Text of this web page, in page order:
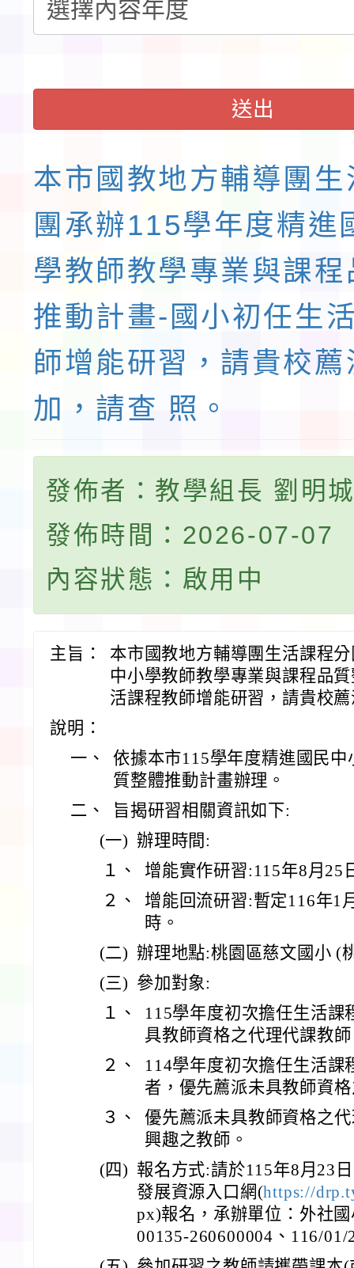
送出
本市國教地方輔導團
團承辦115學年度精進
學教師教學專業與課
推動計畫-國小初任生
師增能研習，請貴校
加，請查 照。
發佈者：教學組長 劉明
發佈時間：2026-07-07
內容狀態：啟用中
主旨：
本市國教地方輔導團生活課程
中小學教師教學專業與課程品
活課程教師增能研習，請貴校
說明：
一、
依據本市115學年度精進國民
質整體推動計畫辦理。
二、
旨揭研習相關資訊如下:
(一) 辦理時間:
１、
增能實作研習:115年8月25
２、
增能回流研習:暫定116年1
時。
(二) 辦理地點:桃園區慈文國小 (
(三) 參加對象:
１、
115學年度初次擔任生活
具教師資格之代理代課教
２、
114學年度初次擔任生活
者，優先薦派未具教師資
３、
優先薦派未具教師資格之
興趣之教師。
(四) 報名方式:請於115年8月23
發展資源入口網(https://
px)報名，承辦單位：外社
00135-260600004、116/